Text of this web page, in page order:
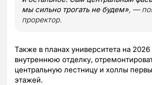
мы сильно трогать не будем», —
проректор.
Также в планах университета на
внутреннюю отделку,
центральную лестницу и холлы
этажей.